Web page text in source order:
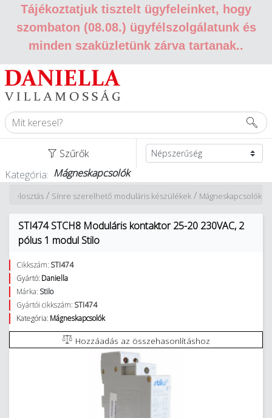
Tájékoztatjuk tisztelt ügyfeleinket, hogy
szombaton (08.08.) ügyfélszolgálatunk és
minden szaküzletünk zárva tartanak..
Szűrők
Kategória: Mágneskapcsolók
Mágneskapcsolók
/
Sínre szerelhető moduláris készülékek
/
STI474 STCH8 Moduláris kontaktor 25-20 230VAC, 2
pólus 1 modul Stilo
Cikkszám: STI474
Gyártó: Daniella
Márka: Stilo
Gyártói cikkszám: STI474
Kategória: Mágneskapcsolók
Hozzáadás az összehasonlításhoz